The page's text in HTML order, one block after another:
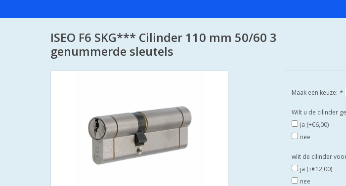
ISEO F6 SKG*** Cilinder 110 mm 50/60 3
genummerde sleutels
Maak een keuze: *
Wilt u de cilinder
ja (+€6,00)
nee
wlit de cilinder
ja (+€12,00)
nee